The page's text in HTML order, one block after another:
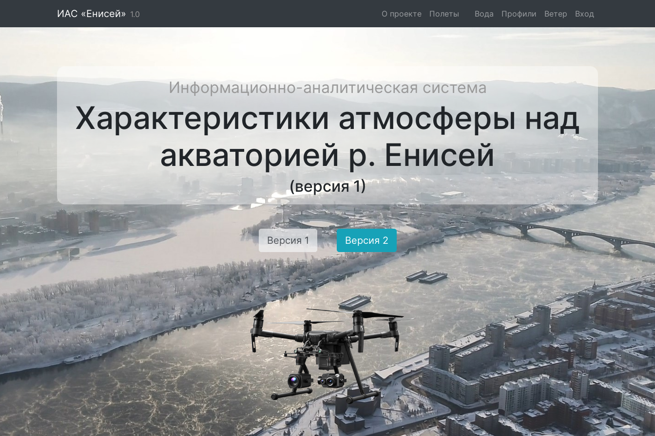
ИАС «Енисей» 1.0 О проекте Полеты Вода Профили Ветер Вход
Информационно-аналитическая система
Характеристики атмосферы над
акваторией р. Енисей
(версия 1)
Версия 1 Версия 2